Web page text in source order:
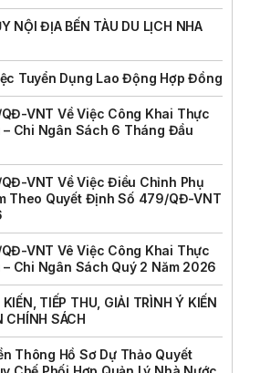
NỘI ĐỊA BẾN TÀU DU LỊCH NHA
Tuyển Dụng Lao Động Hợp Đồng
VNT Về Việc Công Khai Thực
– Chi Ngân Sách 6 Tháng Đầu
VNT Về Việc Điều Chỉnh Phụ
Theo Quyết Định Số 479/QĐ-VNT
VNT Vê Việc Công Khai Thực
Chi Ngân Sách Quý 2 Năm 2026
TIẾP THU, GIẢI TRÌNH Ý KIẾN
CHÍNH SÁCH
Thông Hồ Sơ Dự Thảo Quyết